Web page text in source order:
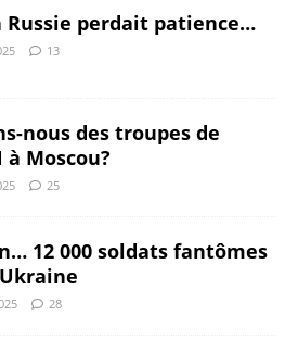
Russie perdait patience…
13
nous des troupes de
à Moscou?
25
12 000 soldats fantômes
28